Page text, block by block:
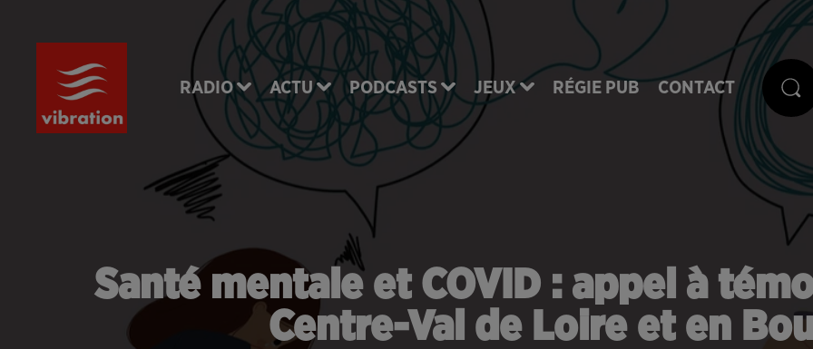
RADIO ACTU PODCASTS JEUX RÉGIE PUB CONTACT
Santé mentale et COVID : appel à
Centre-Val de Loire et en